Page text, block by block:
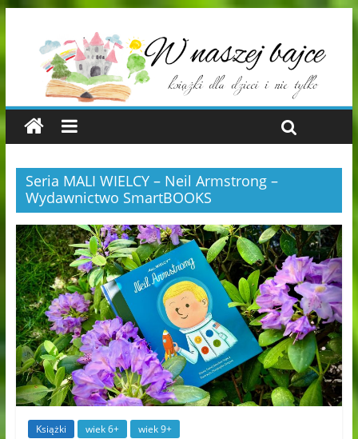
Seria MALI WIELCY – Neil Armstrong –
Wydawnictwo SmartBOOKS
Książki wiek 6+ wiek 9+